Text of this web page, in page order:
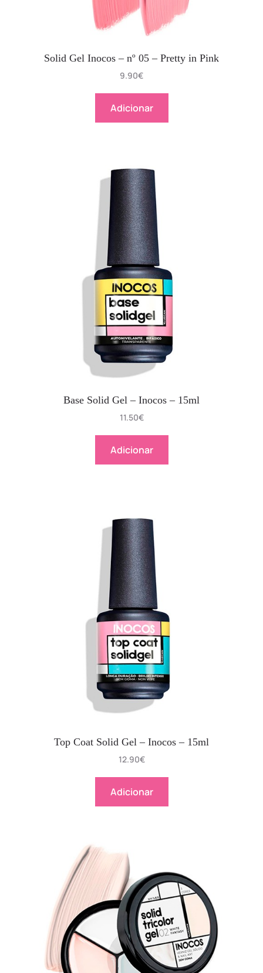
Solid Gel Inocos – nº 05 – Pretty in Pink
9.90€
Adicionar
Base Solid Gel – Inocos – 15ml
11.50€
Adicionar
Top Coat Solid Gel – Inocos – 15ml
12.90€
Adicionar